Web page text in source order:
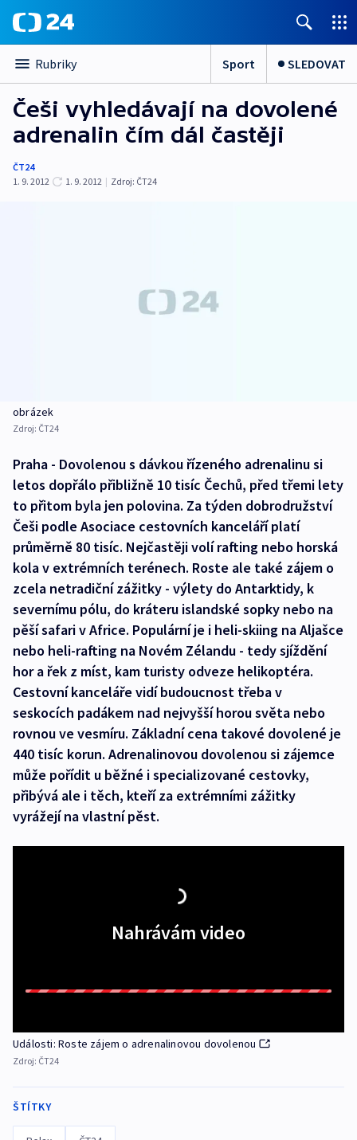
Rubriky Sport SLEDOVAT
Češi vyhledávají na dovolené
adrenalin čím dál častěji
ČT24
1. 9. 2012
1. 9. 2012 | Zdroj: ČT24
obrázek
Zdroj: ČT24
Praha - Dovolenou s dávkou řízeného adrenalinu si
letos dopřálo přibližně 10 tisíc Čechů, před třemi lety
to přitom byla jen polovina. Za týden dobrodružství
Češi podle Asociace cestovních kanceláří platí
průměrně 80 tisíc. Nejčastěji volí rafting nebo horská
kola v extrémních terénech. Roste ale také zájem o
zcela netradiční zážitky - výlety do Antarktidy, k
severnímu pólu, do kráteru islandské sopky nebo na
pěší safari v Africe. Populární je i heli-skiing na Aljašce
nebo heli-rafting na Novém Zélandu - tedy sjíždění
hor a řek z míst, kam turisty odveze helikoptéra.
Cestovní kanceláře vidí budoucnost třeba v
seskocích padákem nad nejvyšší horou světa nebo
rovnou ve vesmíru. Základní cena takové dovolené je
440 tisíc korun. Adrenalinovou dovolenou si zájemce
může pořídit u běžné i specializované cestovky,
přibývá ale i těch, kteří za extrémními zážitky
vyrážejí na vlastní pěst.
Nahrávám video
Události: Roste zájem o adrenalinovou dovolenou
Zdroj: ČT24
ŠTÍTKY